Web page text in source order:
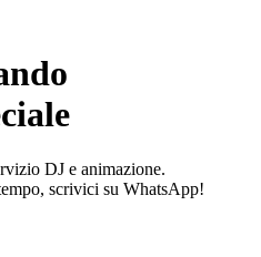
DJ e animazione.
scrivici su WhatsApp!